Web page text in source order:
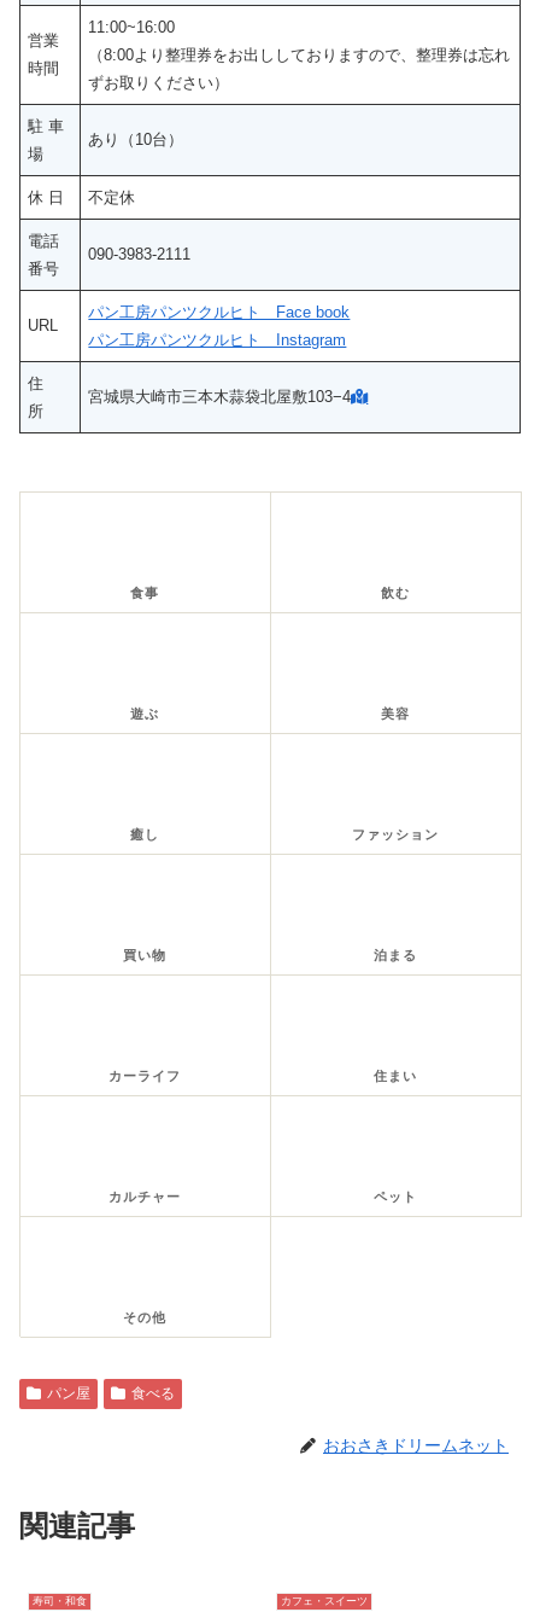
営業
時間
11:00~16:00
（8:00より整理券をお出ししておりますので、整理券は忘れ
ずお取りください）
駐 車
場
あり（10台）
休 日 不定休
電話
番号
090‐3983‐2111
URL
パン工房パンツクルヒト Face book
パン工房パンツクルヒト Instagram
住
所
宮城県大崎市三本木蒜袋北屋敷103−4
食事 飲む
遊ぶ 美容
癒し ファッション
買い物 泊まる
カーライフ 住まい
カルチャー ペット
その他
パン屋 食べる
おおさきドリームネット
関連記事
寿司・和食 カフェ・スイーツ